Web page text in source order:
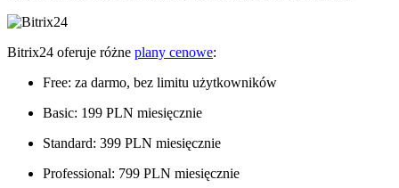
Bitrix24 oferuje różne plany cenowe:
Free: za darmo, bez limitu użytkowników
Basic: 199 PLN miesięcznie
Standard: 399 PLN miesięcznie
Professional: 799 PLN miesięcznie